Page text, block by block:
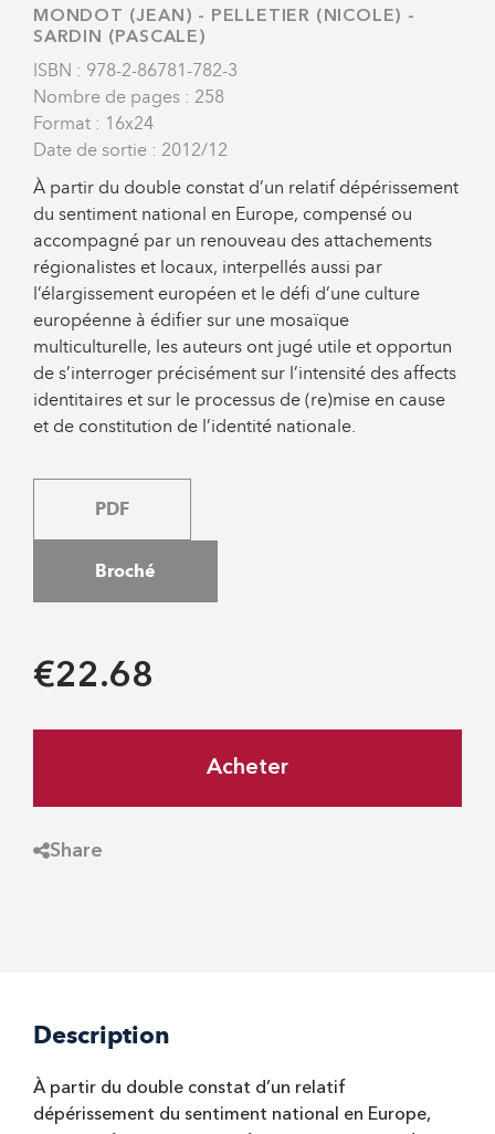
MONDOT (JEAN) - PELLETIER (NICOLE) -
SARDIN (PASCALE)
ISBN : 978-2-86781-782-3
Nombre de pages : 258
Format : 16x24
Date de sortie : 2012/12
À partir du double constat d’un relatif dépérissement
du sentiment national en Europe, compensé ou
accompagné par un renouveau des attachements
régionalistes et locaux, interpellés aussi par
l’élargissement européen et le défi d’une culture
européenne à édifier sur une mosaïque
multiculturelle, les auteurs ont jugé utile et opportun
de s’interroger précisément sur l’intensité des affects
identitaires et sur le processus de (re)mise en cause
et de constitution de l’identité nationale.
PDF
Broché
€22.68
Acheter
Share
Description
À partir du double constat d’un relatif
dépérissement du sentiment national en Europe,